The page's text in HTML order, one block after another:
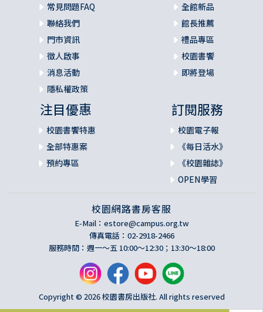
常見問題FAQ
聯絡我們
門市資訊
徵人啟事
消息活動
隱私權政策
全館新品
館長推薦
禮品專區
校園書饗
即將登場
注目優惠
校園書饗特惠
全部特惠案
預約專區
訂閱服務
校園電子報
《每日活水》
《校園雜誌》
OPEN學習
校園網路書房客服
E-Mail： estore@campus.org.tw
傳真電話：02-2918-2466
服務時間：週一～五 10:00～12:30；13:30～18:00
Copyright © 2026 校園書房出版社. All rights reserved